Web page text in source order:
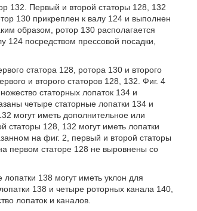
132. Первый и второй статоры 128, 132
130 прикреплен к валу 124 и выполнен
образом, ротор 130 располагается
посредством прессовой посадки,
статора 128, ротора 130 и второго
и второго статоров 128, 132. Фиг. 4
статорных лопаток 134 и
четыре статорные лопатки 134 и
могут иметь дополнительное или
статоры 128, 132 могут иметь лопатки
на фиг. 2, первый и второй статоры
первом статоре 128 не выровнены со
138 могут иметь уклон для
138 и четыре роторных канала 140,
лопаток и каналов.